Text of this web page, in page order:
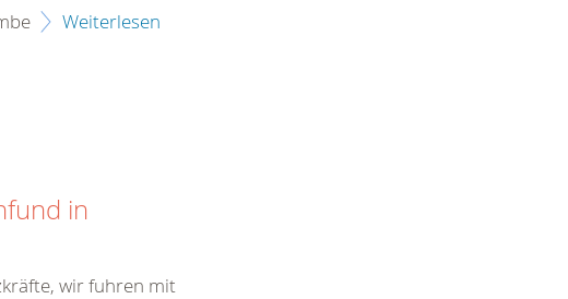
Weiterlesen
in
wir fuhren mit